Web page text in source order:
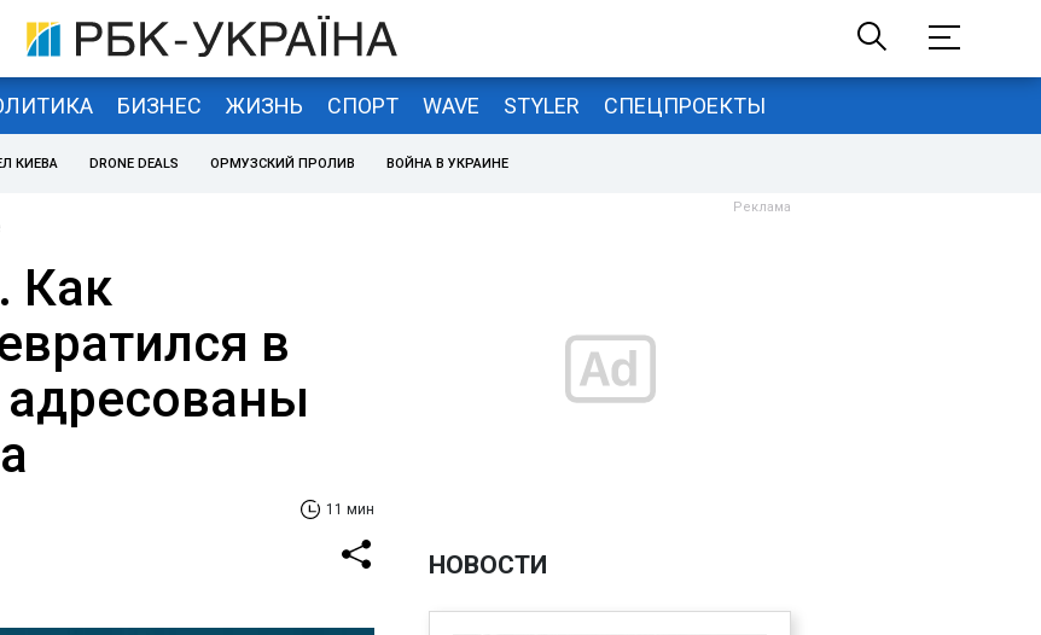
БИЗНЕС ЖИЗНЬ СПОРТ WAVE STYLER СПЕЦПРОЕКТЫ
КИЕВА DRONE DEALS ОРМУЗСКИЙ ПРОЛИВ ВОЙНА В УКРАИНЕ
Как
в
11 мин
НОВОСТИ